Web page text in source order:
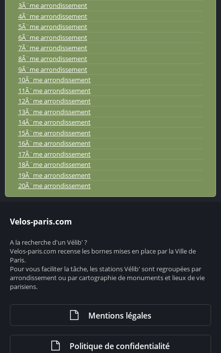
3Ã¨me arrondissement
4Ã¨me arrondissement
5Ã¨me arrondissement
6Ã¨me arrondissement
7Ã¨me arrondissement
8Ã¨me arrondissement
9Ã¨me arrondissement
10Ã¨me arrondissement
11Ã¨me arrondissement
12Ã¨me arrondissement
13Ã¨me arrondissement
14Ã¨me arrondissement
15Ã¨me arrondissement
16Ã¨me arrondissement
17Ã¨me arrondissement
18Ã¨me arrondissement
19Ã¨me arrondissement
20Ã¨me arrondissement
Velos-paris.com
A la recherche d'un Vélib' ?
Velos-paris.com recense les bornes mises en place par la Ville de
Paris.
Pour vous faciliter la tâche, les stations Vélib' sont regroupées par
arrondissement ou par cartographie de monuments et lieux de vie
parisiens.
Mentions légales
Politique de confidentialité